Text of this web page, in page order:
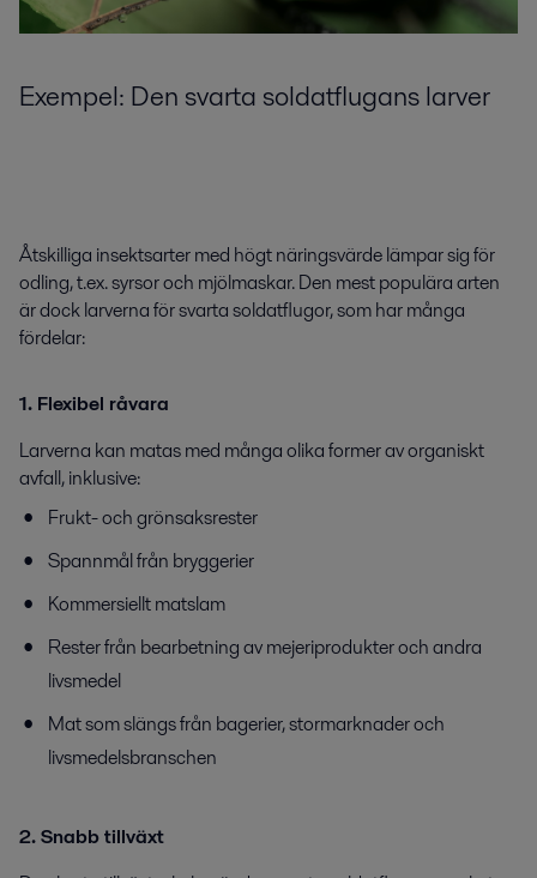
Exempel: Den svarta soldatfluganslarver
Åtskilliga insektsarter med högt näringsvärde lämpar sig för
odling, t.ex. syrsor och mjölmaskar. Den mest populära arten
är dock larverna för svarta soldatflugor, som har många
fördelar:
1. Flexibel råvara
Larverna kan matas med många olika former av organiskt
avfall, inklusive:
Frukt- och grönsaksrester
Spannmål från bryggerier
Kommersiellt matslam
Rester från bearbetning av mejeriprodukter och andra
livsmedel
Mat som slängs från bagerier, stormarknader och
livsmedelsbranschen
2. Snabb tillväxt